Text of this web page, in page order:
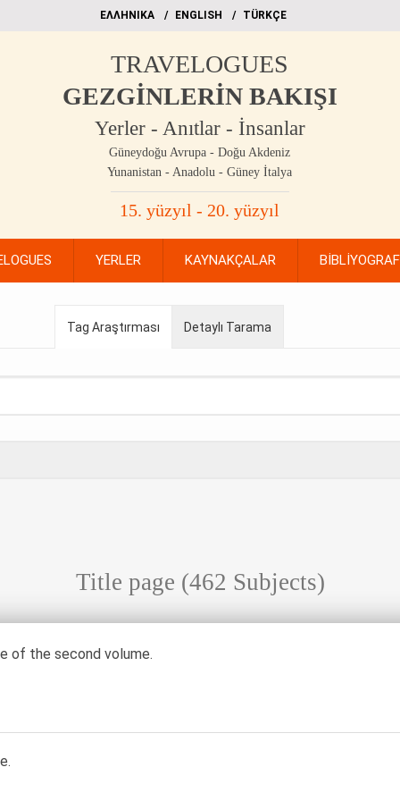
EΛΛΗΝΙΚΑ ΕΝGLISH TÜRKÇE
TRAVELOGUES
GEZGİNLERİN BAKIŞI
Yerler - Anıtlar - İnsanlar
Güneydoğu Avrupa - Doğu Akdeniz
Yunanistan - Anadolu - Güney İtalya
15. yüzyıl - 20. yüzyıl
YERLER KAYNAKÇALAR
Tag Araştırması Detaylı Tarama
Title page (462 Subjects)
of the second volume.